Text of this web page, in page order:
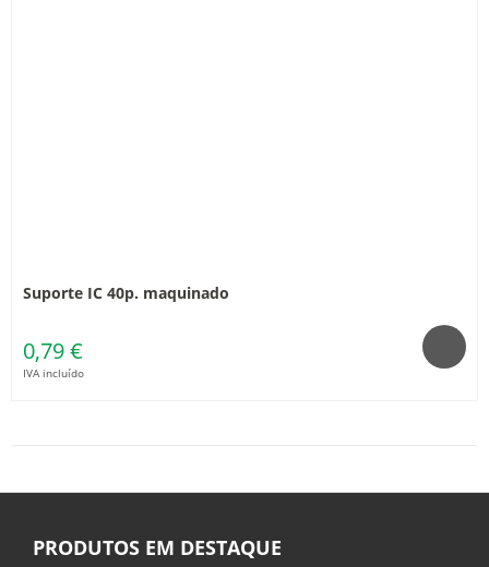
Suporte IC 40p. maquinado
0,79 €
IVA incluído
PRODUTOS EM DESTAQUE